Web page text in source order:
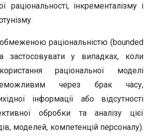
раціональності, інкременталізму і
раціональністю (bounded
застосовувати у випадках, коли
раціональної моделі
через брак часу,
інформації або відсутності
обробки та аналізу цієї
моделей, компетенцій персоналу).